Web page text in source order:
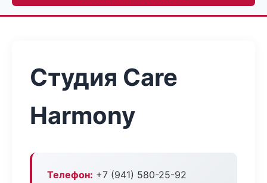
Студия Care
Harmony
Телефон: +7 (941) 580-25-92